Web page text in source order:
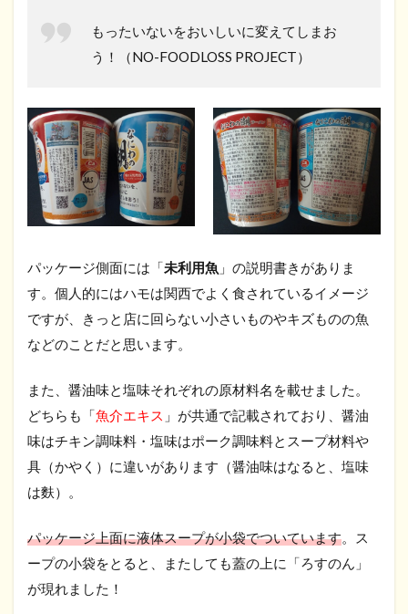
もったいないをおいしいに変えてしまお
う！（NO-FOODLOSS PROJECT）
パッケージ側面には「未利用魚 」の説明書きがありま
す。個人的にはハモは関西でよく食されているイメージ
ですが、きっと店に回らない小さいものやキズものの魚
などのことだと思います。
また、醤油味と塩味それぞれの原材料名を載せました。
どちらも「魚介エキス 」が共通で記載されており、醤油
味はチキン調味料・塩味はポーク調味料とスープ材料や
具（かやく）に違いがあります（醤油味はなると、塩味
は麩）。
パッケージ上面に液体スープが小袋でついています。ス
ープの小袋をとると、またしても蓋の上に「ろすのん」
が現れました！